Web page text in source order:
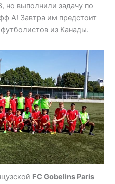
но выполнили задачу по
А! Завтра им предстоит
из Канады.
FC Gobelins Paris